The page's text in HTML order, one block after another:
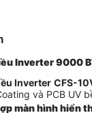
Inverter 9000
Inverter CFS-
và PCB UV
màn hình hiển